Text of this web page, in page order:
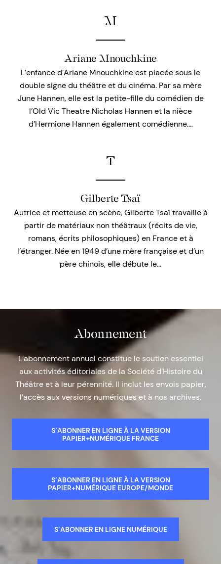
M
Ariane Mnouchkine
L’enfance d’Ariane Mnouchkine est placée sous le
double signe du théâtre et du cinéma. Par sa mère
June Hannen, elle est la petite-fille du comédien de
l’Old Vic Theatre Nicholas Hannen et la nièce
d’Hermione Hannen également comédienne.…
T
Gilberte Tsaï
Autrice et metteuse en scène, Gilberte Tsaï travaille à
partir de matériaux non théâtraux (récits de vie,
romans, écrits philosophiques) en France et à
l’étranger. Née en 1949 d’une mère française et d’un
père chinois, elle débute le…
Abonnement
L’abonnement annuel constitue le soutien essentiel
aux activités éditoriales de la Société d’Histoire du
Théâtre et à leur pérennité. Il inclut les envois papier,
l’accès aux versions numériques et à nos archives.
S’ABONNER EN LIGNE À LA VERSION
PAPIER+NUMÉRIQUE FRANCE
S’ABONNER EN LIGNE À LA VERSION
PAPIER+NUMÉRIQUE EUROPE/MONDE
S’ABONNER EN LIGNE NUMÉRIQUE